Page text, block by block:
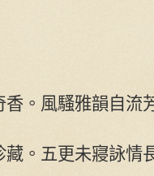
。風騷雅韻自流
。五更未寢詠情